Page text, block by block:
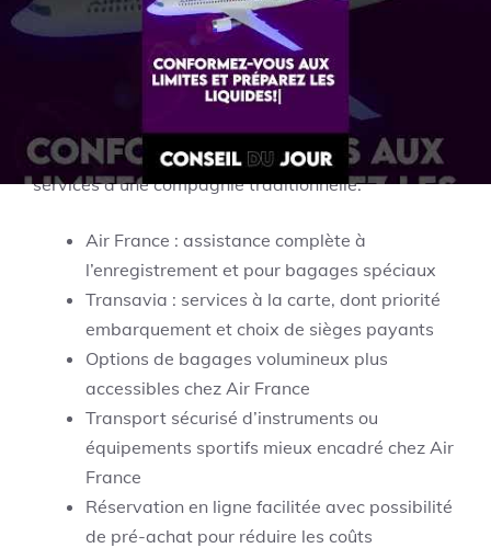
Cette modularité produit un bon compromis entre
économie et confort, pour qui peut anticiper son
voyage. Les plateformes d’avis en ligne recoupent
d’ailleurs cette constatation : la flexibilité et la
simplicité sont les mots clés associés à Transavia,
mais sans prétendre à la gamme complète des
services d’une compagnie traditionnelle.
Air France : assistance complète à
l’enregistrement et pour bagages spéciaux
Transavia : services à la carte, dont priorité
embarquement et choix de sièges payants
Options de bagages volumineux plus
accessibles chez Air France
Transport sécurisé d’instruments ou
équipements sportifs mieux encadré chez Air
France
Réservation en ligne facilitée avec possibilité
de pré-achat pour réduire les coûts